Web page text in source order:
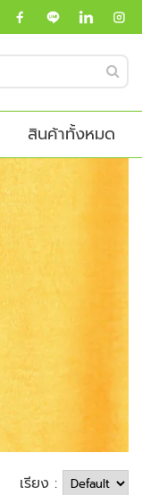
สินค้าทั้งหมด
เรียง :